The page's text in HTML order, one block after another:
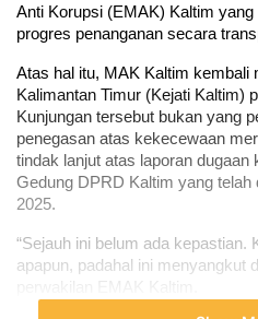
Anti Korupsi (EMAK) Kaltim
progres penanganan secara
Atas hal itu, MAK Kaltim kembali
Kalimantan Timur (Kejati Kaltim)
Kunjungan tersebut bukan yang
penegasan atas kekecewaan
tindak lanjut atas laporan
Gedung DPRD Kaltim yang
2025.
“Sejauh ini belum ada kepastian.
apapun, padahal ini menyangkut